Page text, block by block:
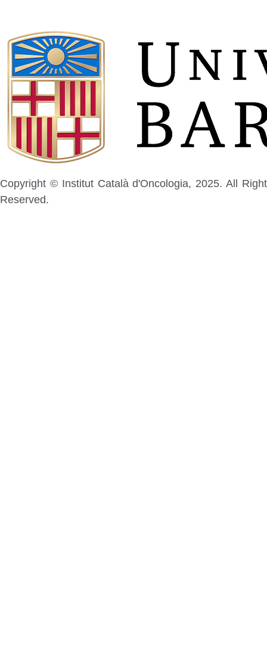
Copyright © Institut Català d'Oncologia, 2025. All Right
Reserved.